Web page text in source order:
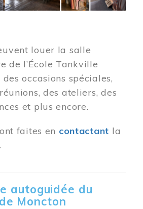
louer la salle
de l’École Tankville
occasions spéciales,
des ateliers, des
et plus encore.
faites en contactant la
autoguidée du
Moncton